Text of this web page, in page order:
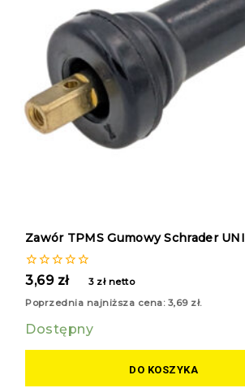
Zawór TPMS Gumowy Schrader UNI
0
5
3,69 zł 3 złnetto
Poprzednia najniższa cena: 3,69 zł.
Dostępny
DO KOSZYKA